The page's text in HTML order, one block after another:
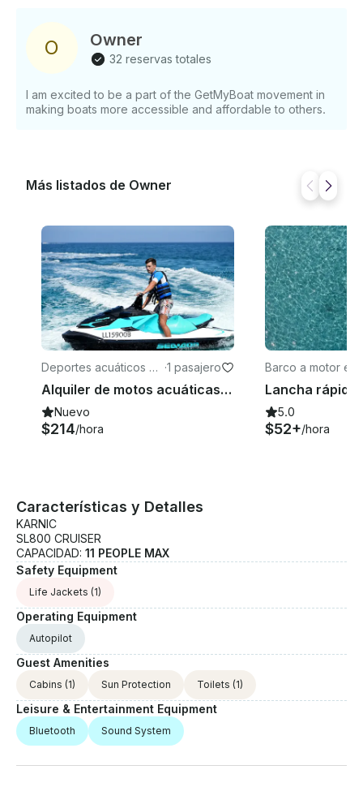
O Owner
32 reservas totales
I am excited to be a part of the GetMyBoat movement in
making boats more accessible and affordable to others.
Más listados de Owner
Deportes acuáticos en
Latsi
·1 pasajero
Alquiler de motos acuáticas en Chipre, Poli Crysochous
Nuevo
$214/hora
Barco a motor en
si
5.0
$52+/hora
Características y Detalles
KARNIC
SL800 CRUISER
CAPACIDAD: 11 PEOPLE MAX
Safety Equipment
Life Jackets (1)
Operating Equipment
Autopilot
Guest Amenities
Cabins (1) Sun Protection Toilets (1)
Leisure & Entertainment Equipment
Bluetooth Sound System